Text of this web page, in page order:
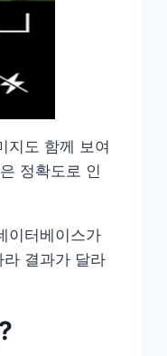
지도 함께 보여
정확도로 인
이터베이스가
결과가 달라